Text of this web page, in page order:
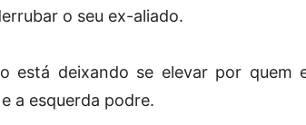
o seu ex-aliado.
está deixando se elevar por quem
a esquerda podre.